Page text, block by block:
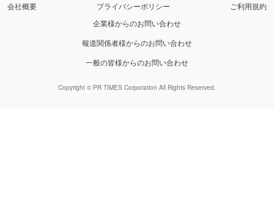
会社概要 プライバシーポリシー
ご利用規約
企業様からのお問い合わせ
報道関係者様からのお問い合わせ
一般の皆様からのお問い合わせ
Copyright © PR TIMES Corporation All Rights Reserved.